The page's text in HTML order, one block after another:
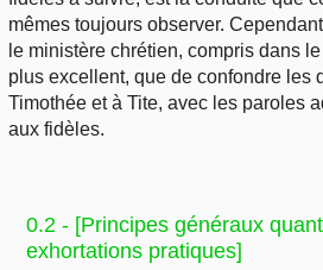
mêmes toujours observer.
le ministère chrétien, compris dans
plus excellent, que de confondre les
Timothée et à Tite, avec les paroles
aux fidèles.
0.2 - [Principes généraux
exhortations pratiques]